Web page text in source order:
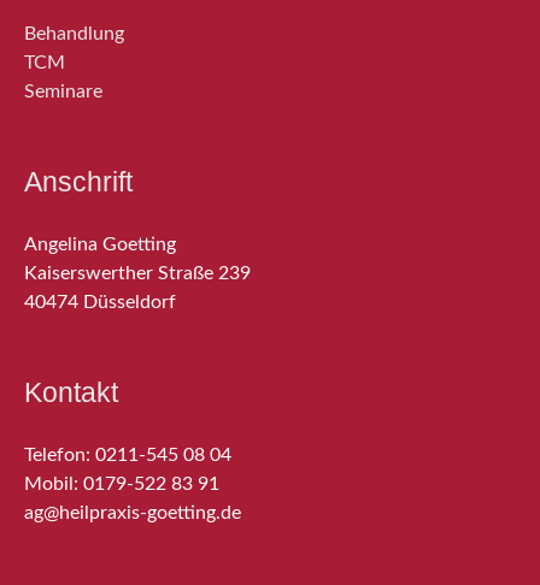
Behandlung
TCM
Seminare
Anschrift
Angelina Goetting
Kaiserswerther Straße 239
40474 Düsseldorf
Kontakt
Telefon: 0211-545 08 04
Mobil: 0179-522 83 91
ag@heilpraxis-goetting.de